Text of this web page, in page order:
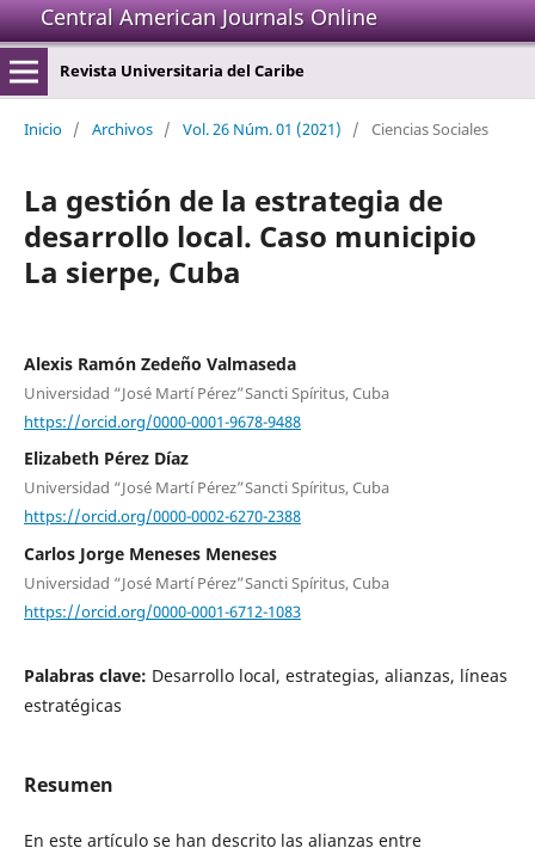
Central American Journals Online
Revista Universitaria del Caribe
Inicio / Archivos / Vol. 26 Núm. 01 (2021) / Ciencias Sociales
La gestión de la estrategia de
desarrollo local. Caso municipio
La sierpe, Cuba
Alexis Ramón Zedeño Valmaseda
Universidad “José Martí Pérez”Sancti Spíritus, Cuba
https://orcid.org/0000-0001-9678-9488
Elizabeth Pérez Díaz
Universidad “José Martí Pérez”Sancti Spíritus, Cuba
https://orcid.org/0000-0002-6270-2388
Carlos Jorge Meneses Meneses
Universidad “José Martí Pérez”Sancti Spíritus, Cuba
https://orcid.org/0000-0001-6712-1083
Palabras clave: Desarrollo local, estrategias, alianzas, líneas
estratégicas
Resumen
En este artículo se han descrito las alianzas entre